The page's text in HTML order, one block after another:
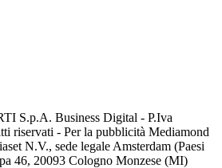
S.p.A. Business Digital - P.Iva
riservati - Per la pubblicità Mediamond
N.V., sede legale Amsterdam (Paesi
46, 20093 Cologno Monzese (MI)